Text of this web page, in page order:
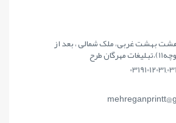
بهشت غربی، ملک شمالی ، بعد از
طرح